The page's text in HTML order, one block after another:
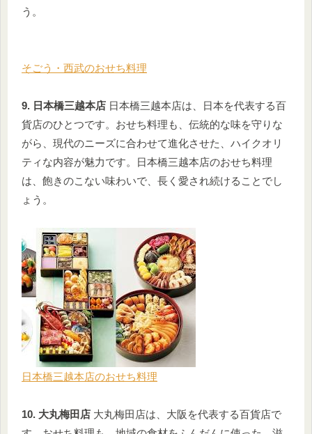
う。
そごう・西武のおせち料理
9. 日本橋三越本店 日本橋三越本店は、日本を代表する百
貨店のひとつです。おせち料理も、伝統的な味を守りな
がら、現代のニーズに合わせて進化させた、ハイクオリ
ティな内容が魅力です。日本橋三越本店のおせち料理
は、飽きのこない味わいで、長く愛され続けることでし
ょう。
日本橋三越本店のおせち料理
10. 大丸梅田店 大丸梅田店は、大阪を代表する百貨店で